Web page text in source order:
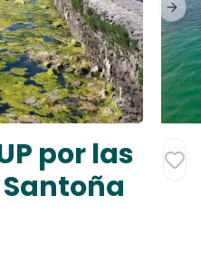
por las